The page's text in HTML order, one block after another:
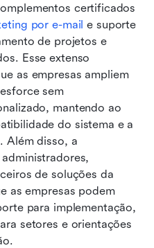
certificados
por e-mail e suporte
de projetos e
Esse extenso
as empresas ampliem
sem
mantendo ao
do sistema e a
Além disso, a
de soluções da
as empresas podem
para implementação,
setores e orientações